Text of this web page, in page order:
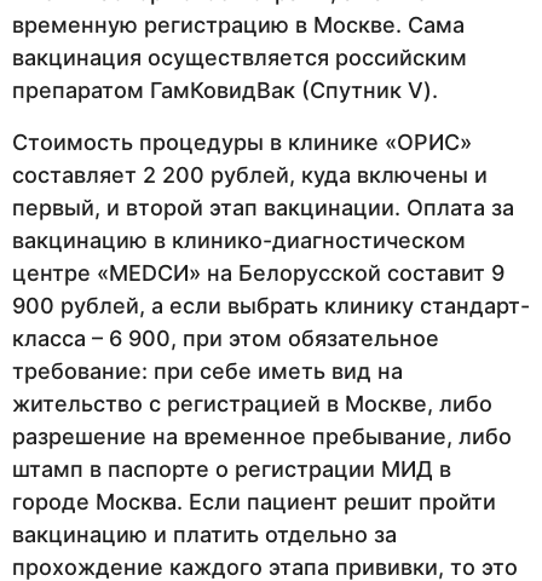
временную регистрацию в Москве. Сама
вакцинация осуществляется российским
препаратом ГамКовидВак (Спутник V).
Стоимость процедуры в клинике «ОРИС»
составляет 2 200 рублей, куда включены и
первый, и второй этап вакцинации. Оплата за
вакцинацию в клинико-диагностическом
центре «МЕDСИ» на Белорусской составит 9
900 рублей, а если выбрать клинику стандарт-
класса – 6 900, при этом обязательное
требование: при себе иметь вид на
жительство с регистрацией в Москве, либо
разрешение на временное пребывание, либо
штамп в паспорте о регистрации МИД в
городе Москва. Если пациент решит пройти
вакцинацию и платить отдельно за
прохождение каждого этапа прививки, то это